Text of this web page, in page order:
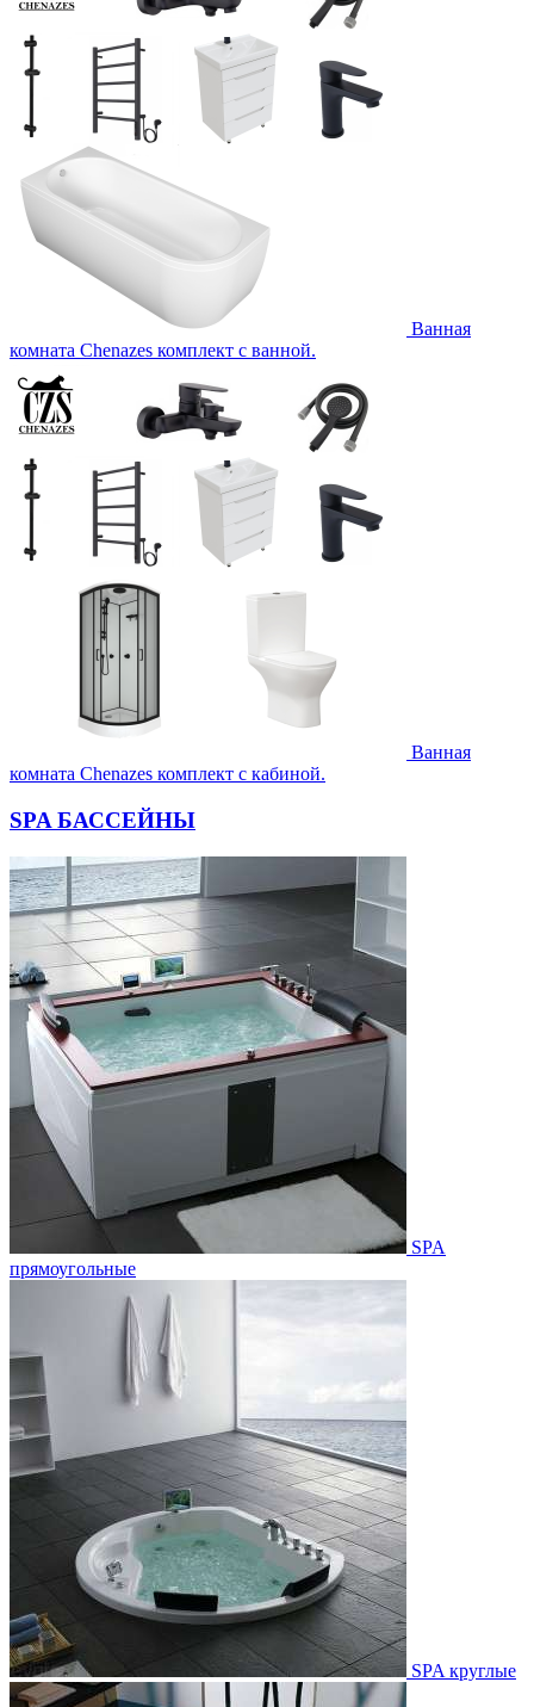
Ванная
комната Chenazes комплект с ванной.
Ванная
комната Chenazes комплект с кабиной.
SPA БАССЕЙНЫ
SPA
прямоугольные
SPA круглые